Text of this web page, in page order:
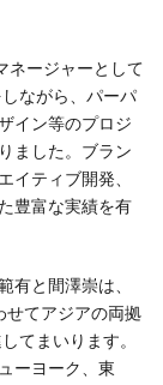
ネージャーとして
ながら、パーパ
イン等のプロジ
ました。ブラン
イティブ開発、
豊富な実績を有
有と間澤崇は、
せてアジアの両拠
てまいります。
ーヨーク、東